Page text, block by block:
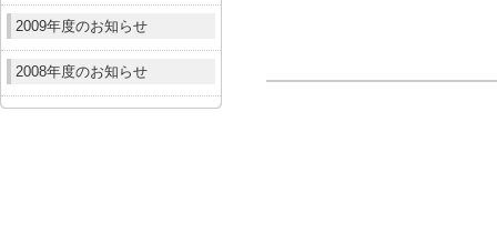
2009年度のお知らせ
2008年度のお知らせ